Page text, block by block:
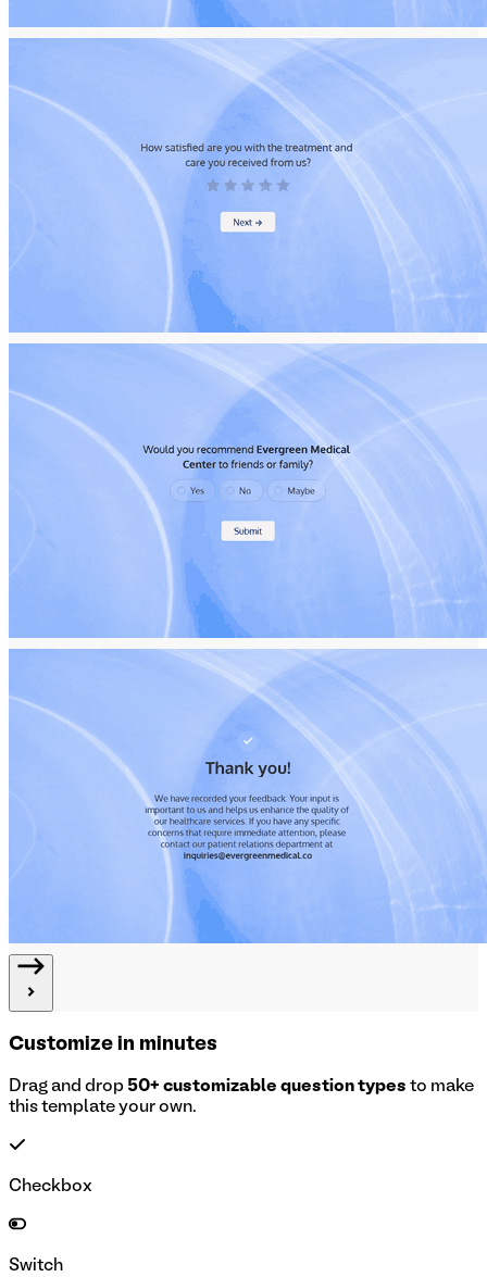
Customize in minutes
Drag and drop 50+ customizable question types to make
this template your own.
Checkbox
Switch